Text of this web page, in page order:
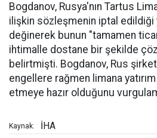
Bogdanov, Rusya'nın Tartus
ilişkin sözleşmenin iptal edildiği
değinerek bunun "tamamen
ihtimalle dostane bir şekilde
belirtmişti. Bogdanov, Rus
engellere rağmen limana
etmeye hazır olduğunu
Kaynak: İHA